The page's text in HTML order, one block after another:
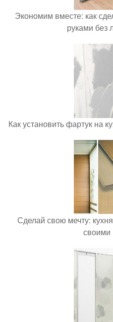
Экономим вместе: как
руками без
Как установить фартук на
Сделай свою мечту:
своими